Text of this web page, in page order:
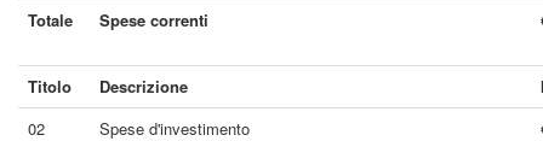
Totale Spese correnti
Titolo Descrizione
02
Spese d'investimento